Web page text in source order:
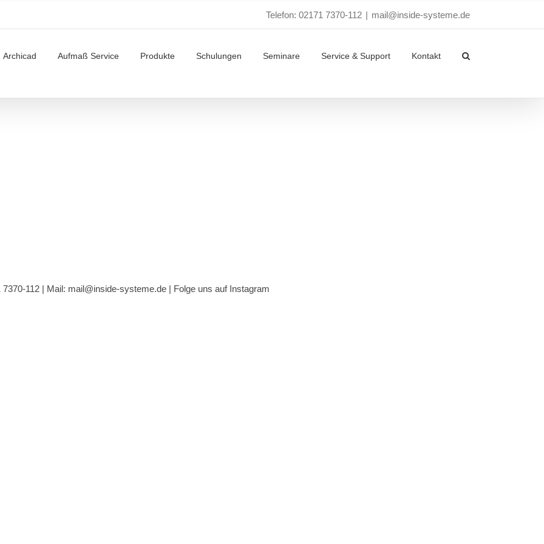
Telefon: 02171 7370-112 | mail@inside-systeme.de
Archicad Aufmaß Service Produkte Schulungen Seminare Service & Support Kontakt
7370-112 | Mail: mail@inside-systeme.de | Folge uns auf Instagram